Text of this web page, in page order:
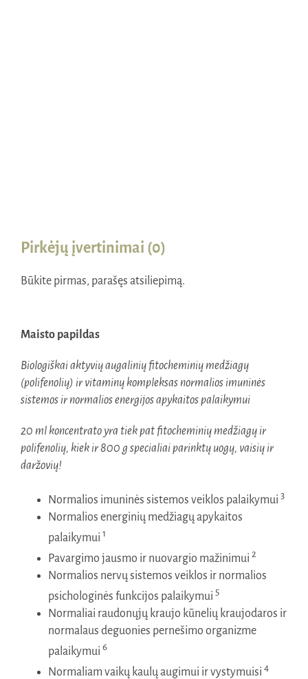
Pirkėjų įvertinimai (0)
Būkite pirmas, parašęs atsiliepimą.
Maisto papildas
Biologiškai aktyvių augalinių fitocheminių medžiagų
(polifenolių) ir vitaminų kompleksas normalios imuninės
sistemos ir normalios energijos apykaitos palaikymui
20 ml koncentrato yra tiek pat fitocheminių medžiagų ir
polifenolių, kiek ir 800 g specialiai parinktų uogų, vaisių ir
daržovių!
Normalios imuninės sistemos veiklos palaikymui 3
Normalios energinių medžiagų apykaitos
palaikymui 1
Pavargimo jausmo ir nuovargio mažinimui 2
Normalios nervų sistemos veiklos ir normalios
psichologinės funkcijos palaikymui 5
Normaliai raudonųjų kraujo kūnelių kraujodaros ir
normalaus deguonies pernešimo organizme
palaikymui 6
Normaliam vaikų kaulų augimui ir vystymuisi 4